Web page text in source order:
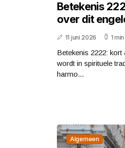
Betekenis
over dit
11 juni 2026 1
Betekenis 2222:
wordt in spirituele
harmo...
Algemeen